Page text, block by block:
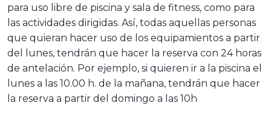
para uso libre de piscina y sala de fitness, como para
las actividades dirigidas. Así, todas aquellas personas
que quieran hacer uso de los equipamientos a partir
del lunes, tendrán que hacer la reserva con 24 horas
de antelación. Por ejemplo, si quieren ir a la piscina el
lunes a las 10.00 h. de la mañana, tendrán que hacer
la reserva a partir del domingo a las 10h